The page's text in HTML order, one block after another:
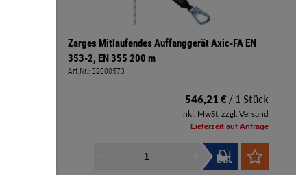
Zarges Mitlaufendes Auffanggerät Axic-FA EN
353-2, EN 355 200 m
Art.Nr.: 32000573
546,21 € / 1 Stück
inkl. MwSt, zzgl. Versand
Lieferzeit auf Anfrage